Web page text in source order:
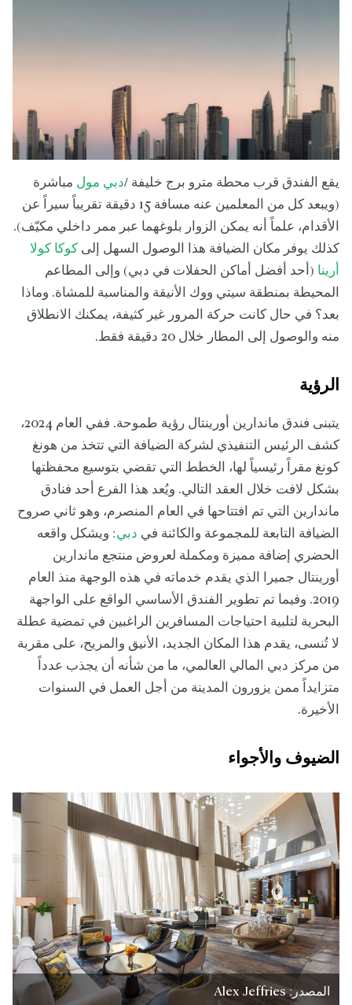
يقع الفندق قرب محطة مترو برج خليفة /دبي مول مباشرة
(ويبعد كل من المعلمين عنه مسافة 15 دقيقة تقريباً سيراً عن
الأقدام، علماً أنه يمكن الزوار بلوغهما عبر ممر داخلي مكيّف).
كذلك يوفر مكان الضيافة هذا الوصول السهل إلى كوكا كولا
أرينا (أحد أفضل أماكن الحفلات في دبي) وإلى المطاعم
المحيطة بمنطقة سيتي ووك الأنيقة والمناسبة للمشاة. وماذا
بعد؟ في حال كانت حركة المرور غير كثيفة، يمكنك الانطلاق
منه والوصول إلى المطار خلال 20 دقيقة فقط.
الرؤية
يتبنى فندق ماندارين أورينتال رؤية طموحة. ففي العام 2024،
كشف الرئيس التنفيذي لشركة الضيافة التي تتخذ من هونغ
كونغ مقراً رئيسياً لها، الخطط التي تقضي بتوسيع محفظتها
بشكل لافت خلال العقد التالي. ويُعد هذا الفرع أحد فنادق
ماندارين التي تم افتتاحها في العام المنصرم، وهو ثاني صروح
الضيافة التابعة للمجموعة والكائنة في دبي: ويشكل واقعه
الحضري إضافة مميزة ومكملة لعروض منتجع ماندارين
أورينتال جميرا الذي يقدم خدماته في هذه الوجهة منذ العام
2019. وفيما تم تطوير الفندق الأساسي الواقع على الواجهة
البحرية لتلبية احتياجات المسافرين الراغبين في تمضية عطلة
لا تُنسى، يقدم هذا المكان الجديد، الأنيق والمريح، على مقربة
من مركز دبي المالي العالمي، ما من شأنه أن يجذب عدداً
متزايداً ممن يزورون المدينة من أجل العمل في السنوات
الأخيرة.
الضيوف والأجواء
المصدر: Alex Jeffries